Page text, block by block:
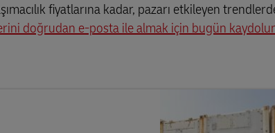
fiyatlarına kadar, pazarı etkileyen
doğrudan e-posta ile almak için bugün